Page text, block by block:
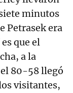
minutos
Petrasek era
que el
a la
el 80-58 llegó
visitantes,